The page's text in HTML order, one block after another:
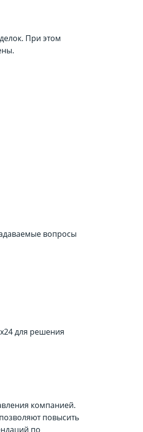
При этом
вопросы
для решения
компанией.
повысить
по